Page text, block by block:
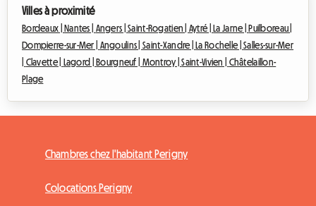
Villes à proximité
Bordeaux |Nantes | Angers |Saint-Rogatien | Aytré |La Jarne |Puilboreau |
Dompierre-sur-Mer | Angoulins | Saint-Xandre |La Rochelle |Salles-sur-Mer
Clavette | Lagord |Bourgneuf | Montroy |Saint-Vivien | Châtelaillon-
Plage
Chambres chez l'habitant Perigny
Colocations Perigny